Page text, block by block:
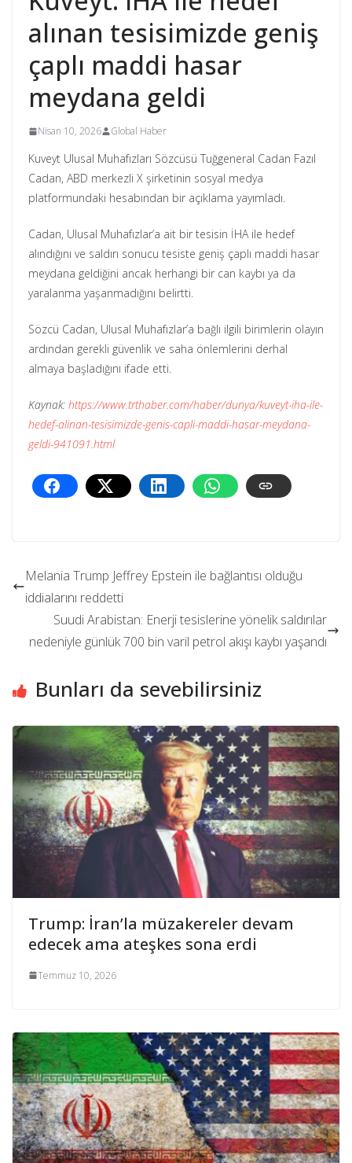
alınan tesisimizde geniş
çaplı maddi hasar
meydana geldi
Nisan 10, 2026 Global Haber
Kuveyt Ulusal Muhafızları Sözcüsü Tuğgeneral Cadan Fazıl
Cadan, ABD merkezli X şirketinin sosyal medya
platformundaki hesabından bir açıklama yayımladı.
Cadan, Ulusal Muhafızlar’a ait bir tesisin İHA ile hedef
alındığını ve saldırı sonucu tesiste geniş çaplı maddi hasar
meydana geldiğini ancak herhangi bir can kaybı ya da
yaralanma yaşanmadığını belirtti.
Sözcü Cadan, Ulusal Muhafızlar’a bağlı ilgili birimlerin olayın
ardından gerekli güvenlik ve saha önlemlerini derhal
almaya başladığını ifade etti.
Kaynak: https://www.trthaber.com/haber/dunya/kuveyt-iha-ile-
hedef-alinan-tesisimizde-genis-capli-maddi-hasar-meydana-
geldi-941091.html
Melania Trump Jeffrey Epstein ile bağlantısı olduğu
iddialarını reddetti
Suudi Arabistan: Enerji tesislerine yönelik saldırılar
nedeniyle günlük 700 bin varil petrol akışı kaybı yaşandı
Bunları da sevebilirsiniz
Trump: İran’la müzakereler devam
edecek ama ateşkes sona erdi
Temmuz 10, 2026